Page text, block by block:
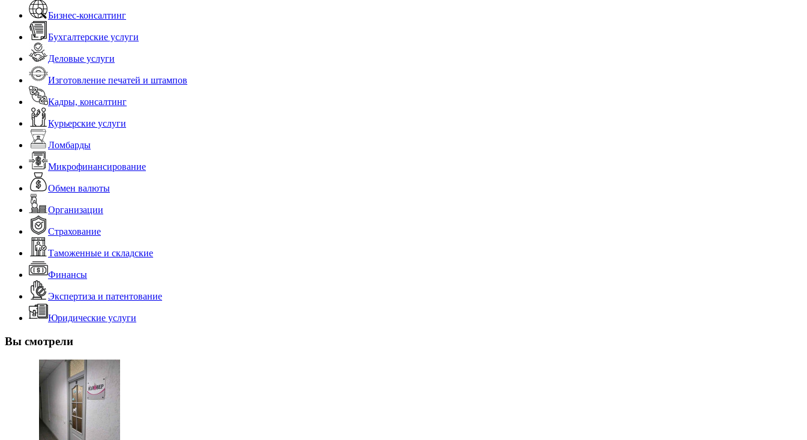
Бизнес-консалтинг
Бухгалтерские услуги
Деловые услуги
Изготовление печатей и штампов
Кадры, консалтинг
Курьерские услуги
Ломбарды
Микрофинансирование
Обмен валюты
Организации
Страхование
Таможенные и складские
Финансы
Экспертиза и патентование
Юридические услуги
Вы смотрели